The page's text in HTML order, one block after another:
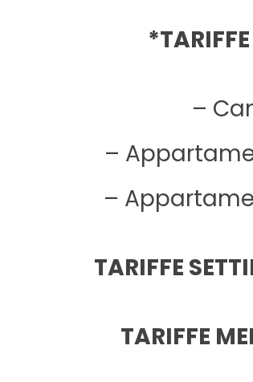
–
–
–
TARIFFE
TARIFFE